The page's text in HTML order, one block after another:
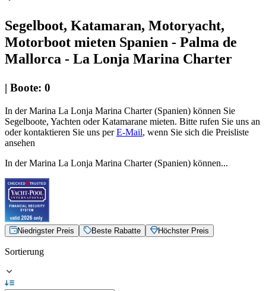
Segelboot, Katamaran, Motoryacht,
Motorboot mieten Spanien - Palma de
Mallorca - La Lonja Marina Charter
| Boote: 0
In der Marina La Lonja Marina Charter (Spanien) können Sie
Segelboote, Yachten oder Katamarane mieten. Bitte rufen Sie uns an
oder kontaktieren Sie uns perE-Mail, wenn Sie sich die Preisliste
ansehen
In der Marina La Lonja Marina Charter (Spanien) können...
Niedrigster Preis Beste Rabatte Höchster Preis
Sortierung